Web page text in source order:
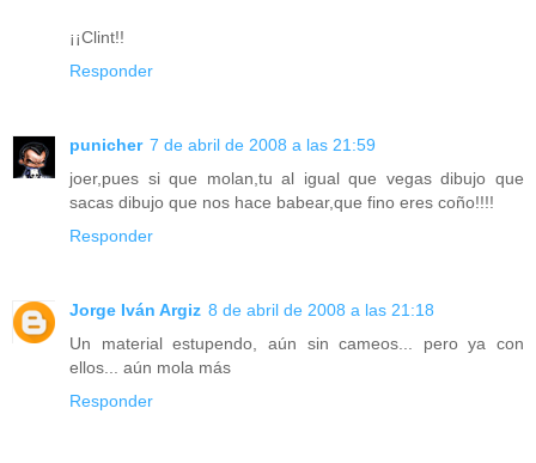
¡¡Clint!!
Responder
punicher 7 de abril de 2008 a las 21:59
joer,pues si que molan,tu al igual que vegas dibujo que
sacas dibujo que nos hace babear,que fino eres coño!!!!
Responder
Jorge Iván Argiz 8 de abril de 2008 a las 21:18
Un material estupendo, aún sin cameos... pero ya con
ellos... aún mola más
Responder